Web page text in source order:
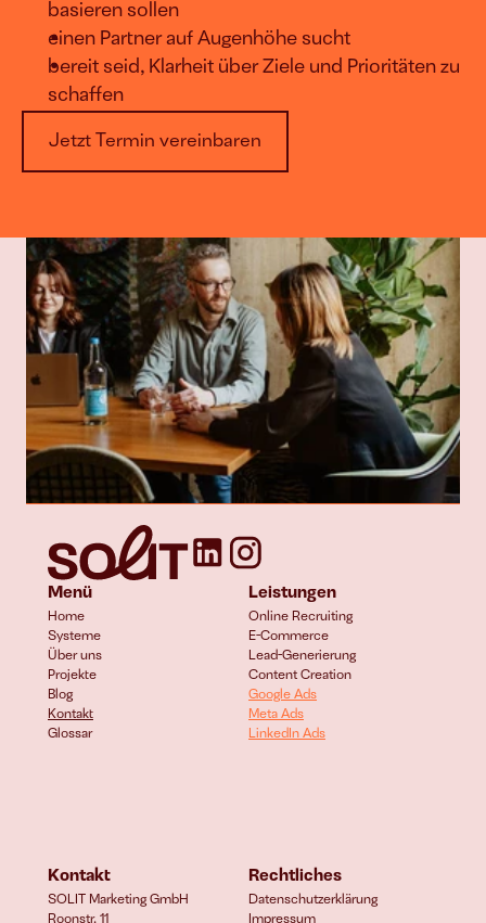
basieren sollen
einen Partner auf Augenhöhe sucht
bereit seid, Klarheit über Ziele und Prioritäten zu
schaffen
Jetzt Termin vereinbaren
Menü
Home
Systeme
Über uns
Projekte
Blog
Kontakt
Glossar
Leistungen
Online Recruiting
E-Commerce
Lead-Generierung
Content Creation
Google Ads
Meta Ads
LinkedIn Ads
Kontakt
SOLIT Marketing GmbH
Roonstr. 11
Rechtliches
Datenschutzerklärung
Impressum